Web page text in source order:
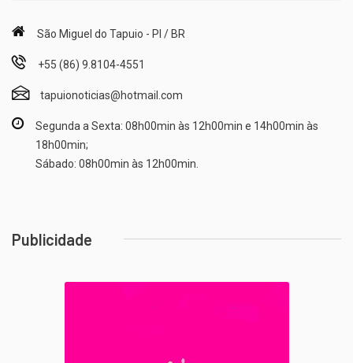
São Miguel do Tapuio - PI / BR
+55 (86) 9.8104-4551
tapuionoticias@hotmail.com
Segunda a Sexta: 08h00min às 12h00min e 14h00min às
18h00min;
Sábado: 08h00min às 12h00min.
Publicidade